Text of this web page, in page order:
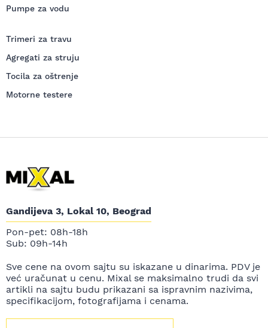
Pumpe za vodu
Trimeri za travu
Agregati za struju
Tocila za oštrenje
Motorne testere
Gandijeva 3, Lokal 10, Beograd
Pon-pet: 08h-18h
Sub: 09h-14h
Sve cene na ovom sajtu su iskazane u dinarima. PDV je
već uračunat u cenu. Mixal se maksimalno trudi da svi
artikli na sajtu budu prikazani sa ispravnim nazivima,
specifikacijom, fotografijama i cenama.